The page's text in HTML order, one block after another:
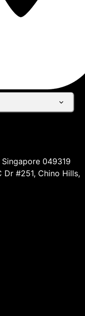
049319
Dr #251, Chino Hills,